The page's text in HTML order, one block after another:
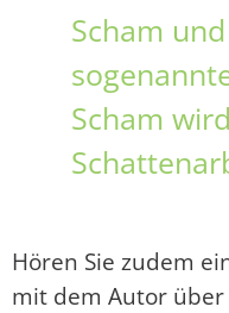
Scham
Scham
Hören Sie zudem
mit dem Autor über